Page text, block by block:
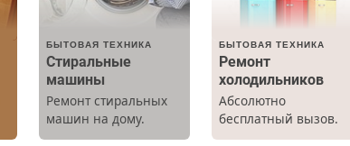
БЫТОВАЯ ТЕХНИКА
Стиральные
машины
Ремонт стиральных
машин на дому.
Выезд и диагностика
БЫТОВАЯ ТЕХНИКА
Ремонт
холодильников
Абсолютно
бесплатный вызов.
Ремонт